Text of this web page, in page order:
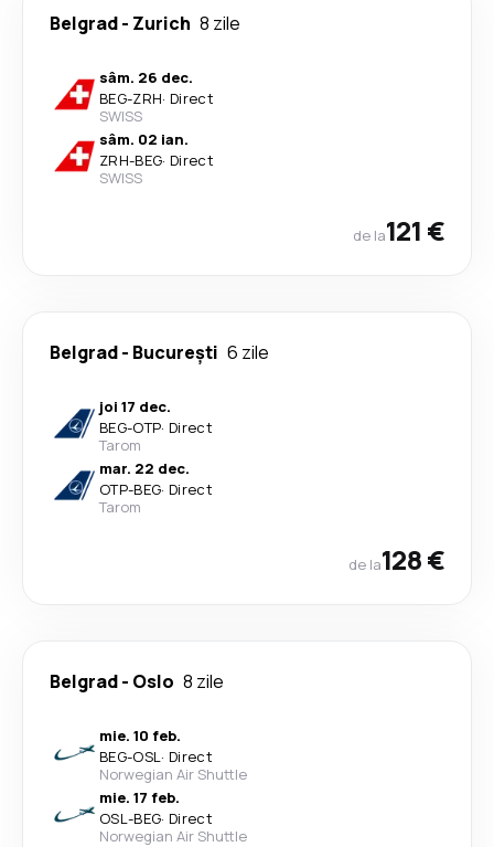
Belgrad- Zurich 8 zile
sâm. 26 dec.
BEG-ZRH· Direct
SWISS
sâm. 02 ian.
ZRH-BEG· Direct
SWISS
de la121 €
Belgrad- București 6 zile
joi 17 dec.
BEG-OTP· Direct
Tarom
mar. 22 dec.
OTP-BEG· Direct
Tarom
de la128 €
Belgrad- Oslo 8 zile
mie. 10 feb.
BEG-OSL· Direct
Norwegian Air Shuttle
mie. 17 feb.
OSL-BEG· Direct
Norwegian Air Shuttle